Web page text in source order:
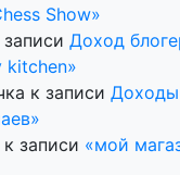
Show»
записи Доход
kitchen»
к записи
к записи «мой